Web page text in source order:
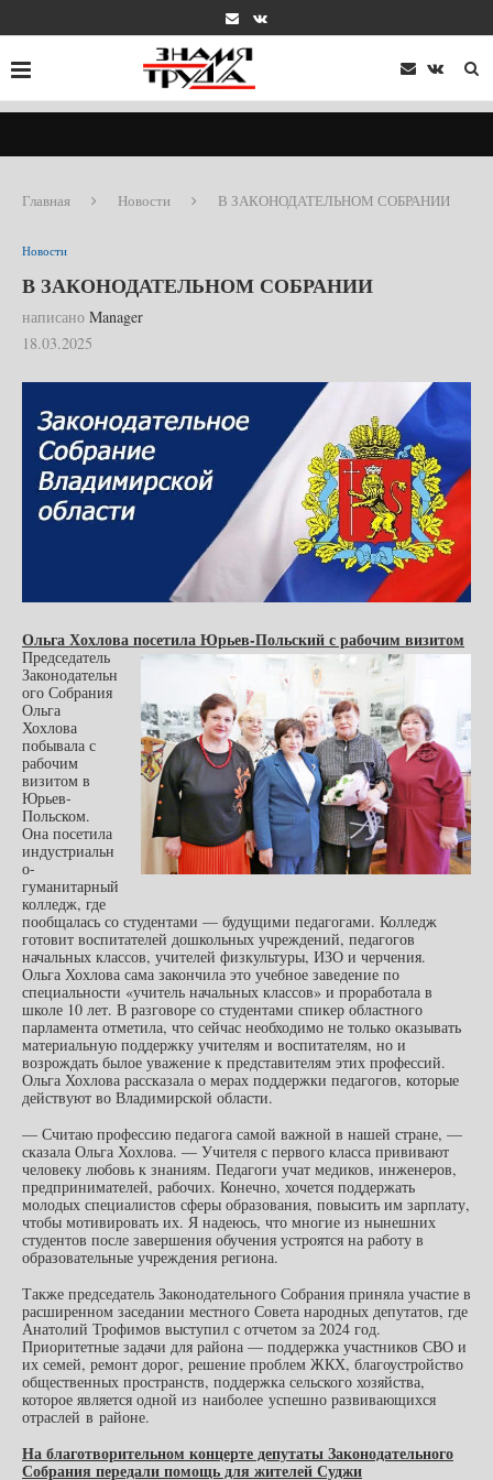
Главная Новости В ЗАКОНОДАТЕЛЬНОМ СОБРАНИИ
Новости
В ЗАКОНОДАТЕЛЬНОМ СОБРАНИИ
написано Manager
18.03.2025
Ольга Хохлова посетила Юрьев-Польский с рабочим визитом
Председатель
Законодательн
ого Собрания
Ольга
Хохлова
побывала с
рабочим
визитом в
Юрьев-
Польском.
Она посетила
индустриальн
о-
гуманитарный
колледж, где
пообщалась со студентами — будущими педагогами. Колледж
готовит воспитателей дошкольных учреждений, педагогов
начальных классов, учителей физкультуры, ИЗО и черчения.
Ольга Хохлова сама закончила это учебное заведение по
специальности «учитель начальных классов» и проработала в
школе 10 лет. В разговоре со студентами спикер областного
парламента отметила, что сейчас необходимо не только оказывать
материальную поддержку учителям и воспитателям, но и
возрождать былое уважение к представителям этих профессий.
Ольга Хохлова рассказала о мерах поддержки педагогов, которые
действуют во Владимирской области.
— Считаю профессию педагога самой важной в нашей стране, —
сказала Ольга Хохлова. — Учителя с первого класса прививают
человеку любовь к знаниям. Педагоги учат медиков, инженеров,
предпринимателей, рабочих. Конечно, хочется поддержать
молодых специалистов сферы образования, повысить им зарплату,
чтобы мотивировать их. Я надеюсь, что многие из нынешних
студентов после завершения обучения устроятся на работу в
образовательные учреждения региона.
Также председатель Законодательного Собрания приняла участие в
расширенном заседании местного Совета народных депутатов, где
Анатолий Трофимов выступил с отчетом за 2024 год.
Приоритетные задачи для района — поддержка участников СВО и
их семей, ремонт дорог, решение проблем ЖКХ, благоустройство
общественных пространств, поддержка сельского хозяйства,
которое является одной из наиболее успешно развивающихся
отраслей в районе.
На благотворительном концерте депутаты Законодательного
Собрания передали помощь для жителей Суджи